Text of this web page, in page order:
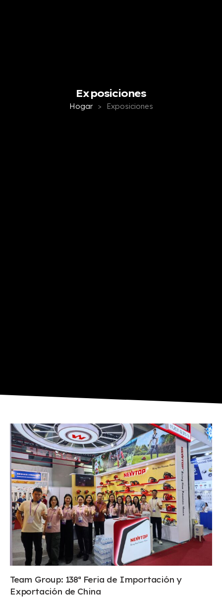
Exposiciones
Hogar > Exposiciones
Team Group: 138ª Feria de Importación y
Exportación de China